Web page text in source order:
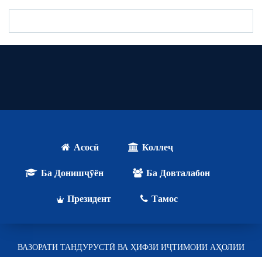
Асосӣ
Коллеҷ
Ба Донишҷӯён
Ба Довталабон
Президент
Тамос
ВАЗОРАТИ ТАНДУРУСТӢ ВА ҲИФЗИ ИҶТИМОИИ АҲОЛИИ